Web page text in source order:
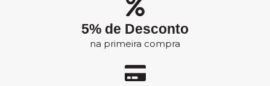
5% de Desconto
na primeira compra